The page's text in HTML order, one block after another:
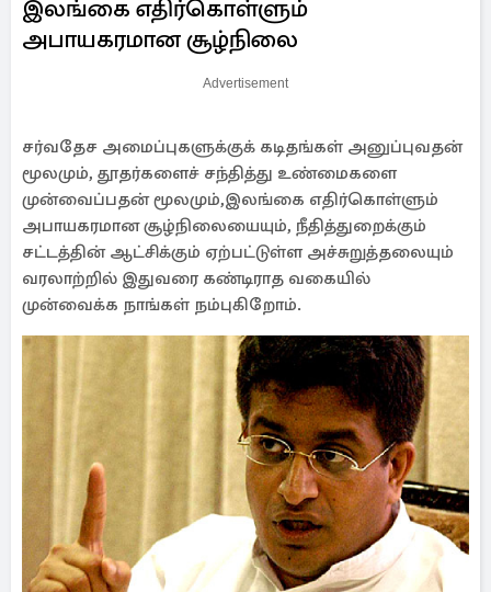
இலங்கை எதிர்கொள்ளும்
அபாயகரமான சூழ்நிலை
Advertisement
சர்வதேச அமைப்புகளுக்குக் கடிதங்கள் அனுப்புவதன்
மூலமும், தூதர்களைச் சந்தித்து உண்மைகளை
முன்வைப்பதன் மூலமும்,இலங்கை எதிர்கொள்ளும்
அபாயகரமான சூழ்நிலையையும், நீதித்துறைக்கும்
சட்டத்தின் ஆட்சிக்கும் ஏற்பட்டுள்ள அச்சுறுத்தலையும்
வரலாற்றில் இதுவரை கண்டிராத வகையில்
முன்வைக்க நாங்கள் நம்புகிறோம்.